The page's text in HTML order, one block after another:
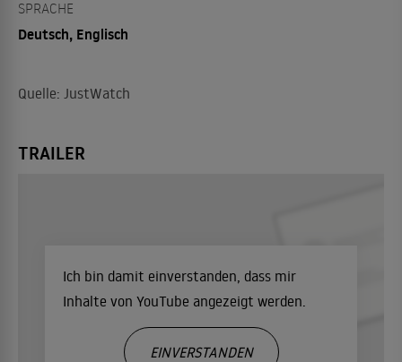
SPRACHE
Deutsch, Englisch
Quelle: JustWatch
TRAILER
Ich bin damit einverstanden, dass mir
Inhalte von YouTube angezeigt werden.
EINVERSTANDEN